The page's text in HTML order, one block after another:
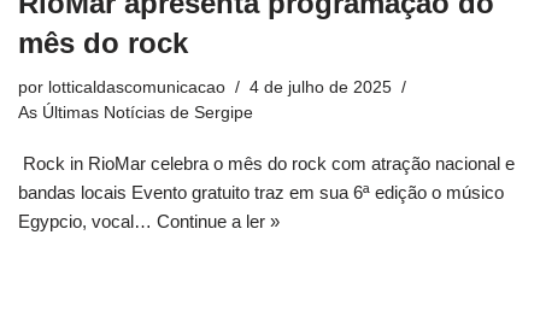
mês do rock
por lotticaldascomunicacao
4 de julho de 2025
As Últimas Notícias de Sergipe
Rock in RioMar celebra o mês do rock com atração nacional e
bandas locais Evento gratuito traz em sua 6ª edição o músico
Egypcio, vocal… Continue a ler »